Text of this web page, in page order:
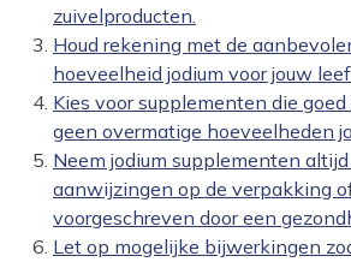
zuivelproducten.
Houd rekening met de
hoeveelheid jodium voor jouw
Kies voor supplementen die
geen overmatige hoeveelheden
Neem jodium supplementen
aanwijzingen op de verpakking
voorgeschreven door een
Let op mogelijke bijwerkingen